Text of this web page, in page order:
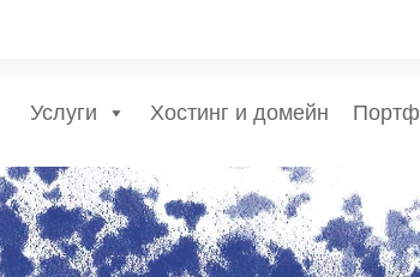
Услуги Хостинг и домейн